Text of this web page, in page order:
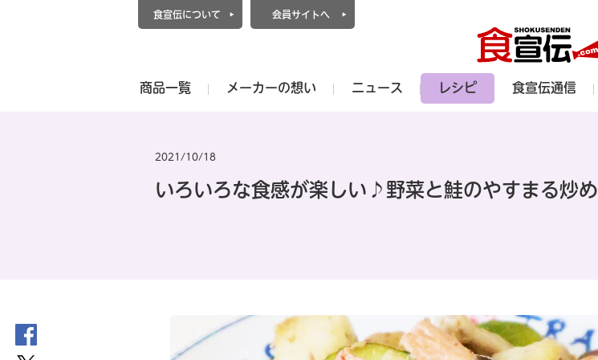
食宣伝について 会員サイトへ
商品一覧 メーカーの想い ニュース レシピ 食宣伝通信
2021/10/18
いろいろな食感が楽しい♪野菜と鮭のやすまる炒め